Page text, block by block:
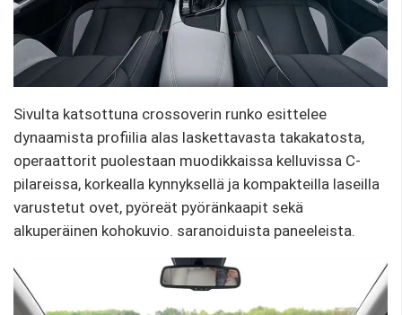
Sivulta katsottuna crossoverin runko esittelee
dynaamista profiilia alas laskettavasta takakatosta,
operaattorit puolestaan ​​muodikkaissa kelluvissa C-
pilareissa, korkealla kynnyksellä ja kompakteilla laseilla
varustetut ovet, pyöreät pyöränkaapit sekä
alkuperäinen kohokuvio. saranoiduista paneeleista.